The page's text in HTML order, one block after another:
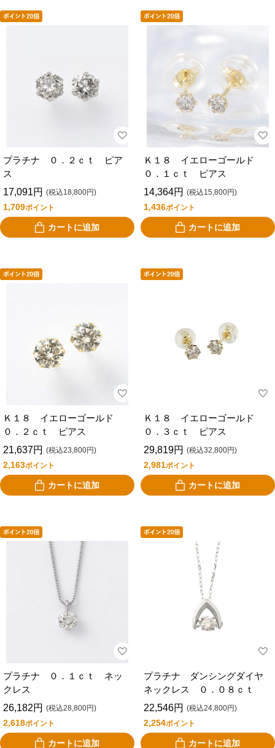
プラチナ ０．２ｃｔ ピア
ス
17,091円 (税込18,800円)
1,709ポイント
カートに追加
Ｋ１８ イエローゴールド
０．１ｃｔ ピアス
14,364円 (税込15,800円)
1,436ポイント
カートに追加
Ｋ１８ イエローゴールド
０．２ｃｔ ピアス
21,637円 (税込23,800円)
2,163ポイント
カートに追加
Ｋ１８ イエローゴールド
０．３ｃｔ ピアス
29,819円 (税込32,800円)
2,981ポイント
カートに追加
プラチナ ０．１ｃｔ ネッ
クレス
26,182円 (税込28,800円)
2,618ポイント
カートに追加
プラチナ ダンシングダイヤ
ネックレス ０．０８ｃｔ
22,546円 (税込24,800円)
2,254ポイント
カートに追加